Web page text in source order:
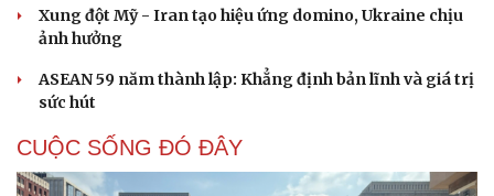
Xung đột Mỹ - Iran tạo hiệu ứng domino, Ukraine chịu
ảnh hưởng
ASEAN 59 năm thành lập: Khẳng định bản lĩnh và giá trị
sức hút
CUỘC SỐNG ĐÓ ĐÂY